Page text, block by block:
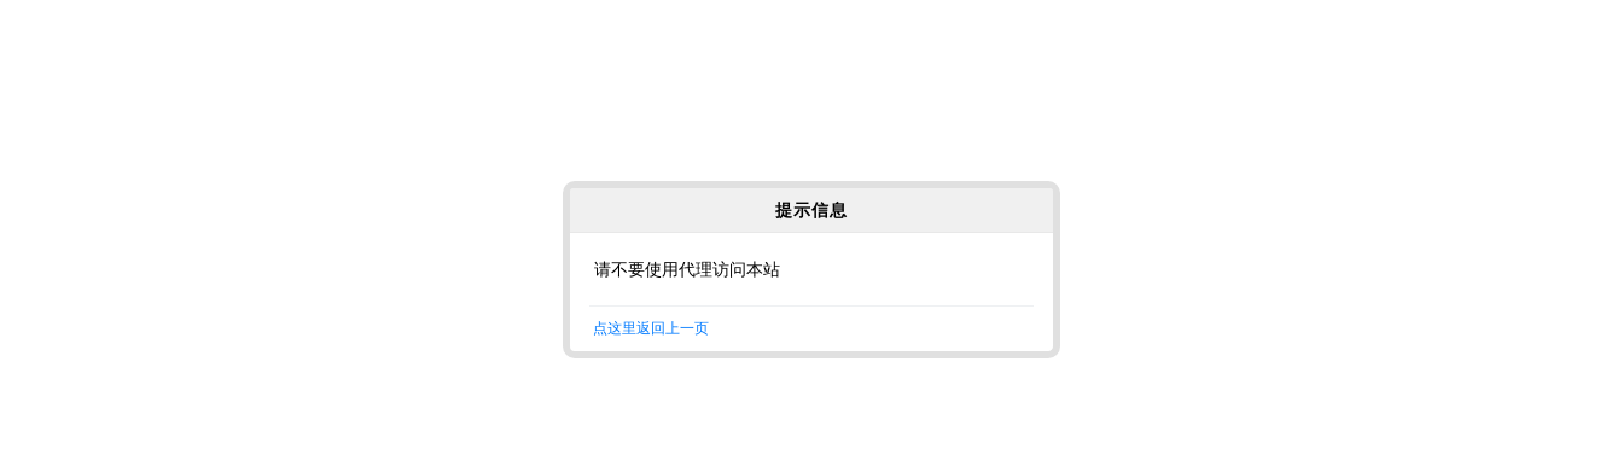
提示信息
请不要使用代理访问本站
点这里返回上一页